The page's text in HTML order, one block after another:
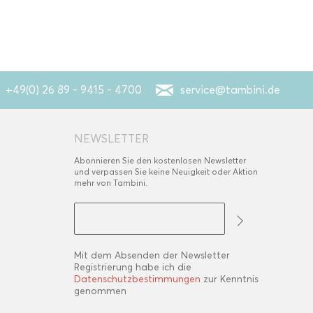
+49(0) 26 89 - 9415 - 4700 service@tambini.de
NEWSLETTER
Abonnieren Sie den kostenlosen Newsletter
und verpassen Sie keine Neuigkeit oder Aktion
mehr von Tambini.
Mit dem Absenden der Newsletter
Registrierung habe ich die
Datenschutzbestimmungen zur Kenntnis
genommen